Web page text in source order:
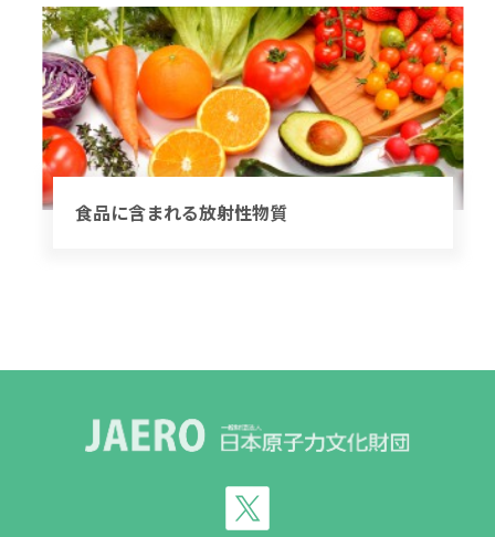
食品に含まれる放射性物質